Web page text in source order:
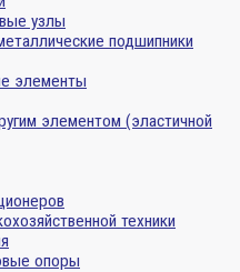
узлы
подшипники
элементы
элементом (эластичной
техники
опоры